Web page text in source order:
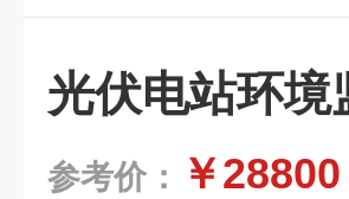
光伏电站环境
参考价： ￥28800